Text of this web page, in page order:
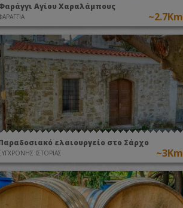
Αγίου Χαραλάμπους
~2.7Km
ελαιουργείο στο Σάρχο
ΙΣΤΟΡΙΑΣ ~3Km